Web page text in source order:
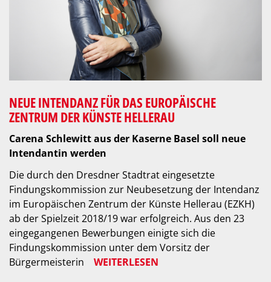
NEUE INTENDANZ FÜR DAS EUROPÄISCHE
ZENTRUM DER KÜNSTE HELLERAU
Carena Schlewitt aus der Kaserne Basel soll neue
Intendantin werden
Die durch den Dresdner Stadtrat eingesetzte
Findungskommission zur Neubesetzung der Intendanz
im Europäischen Zentrum der Künste Hellerau (EZKH)
ab der Spielzeit 2018/19 war erfolgreich. Aus den 23
eingegangenen Bewerbungen einigte sich die
Findungskommission unter dem Vorsitz der
Bürgermeisterin
WEITERLESEN